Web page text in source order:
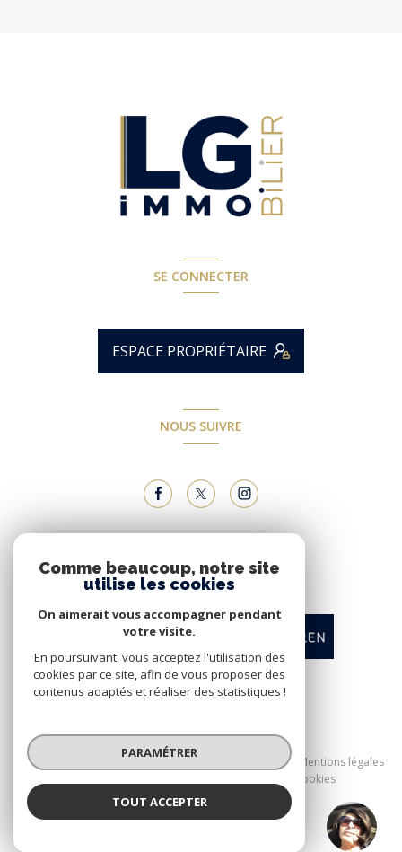
KATIA LECOURT
SE CONNECTER
ESPACE PROPRIÉTAIRE
NOUS SUIVRE
NOUS ADHÉRONS
© 2026 | Tous droits réservés
Nos honoraires
Nos partenaires
Mentions légales
Cookies
Comme beaucoup, notre site
utilise les cookies
On aimerait vous accompagner pendant
votre visite.
En poursuivant, vous acceptez l'utilisation des
cookies par ce site, afin de vous proposer des
contenus adaptés et réaliser des statistiques !
PARAMÉTRER
TOUT ACCEPTER